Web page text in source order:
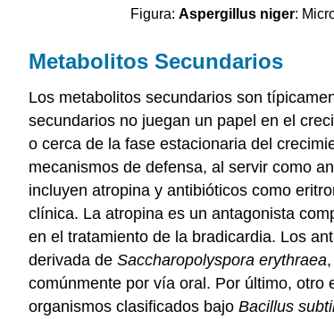
Figura: Aspergillus niger:
Metabolitos Secundarios
Los metabolitos secundarios son
secundarios no juegan un papel en el
o cerca de la fase estacionaria del
mecanismos de defensa, al servir como
incluyen atropina y antibióticos como
clínica. La atropina es un antagonista
en el tratamiento de la bradicardia. Los
derivada de Saccharopolyspora erythraea
comúnmente por vía oral. Por último, otro
organismos clasificados bajo Bacillus